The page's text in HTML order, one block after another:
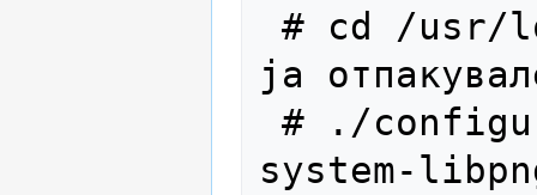
ја
system-